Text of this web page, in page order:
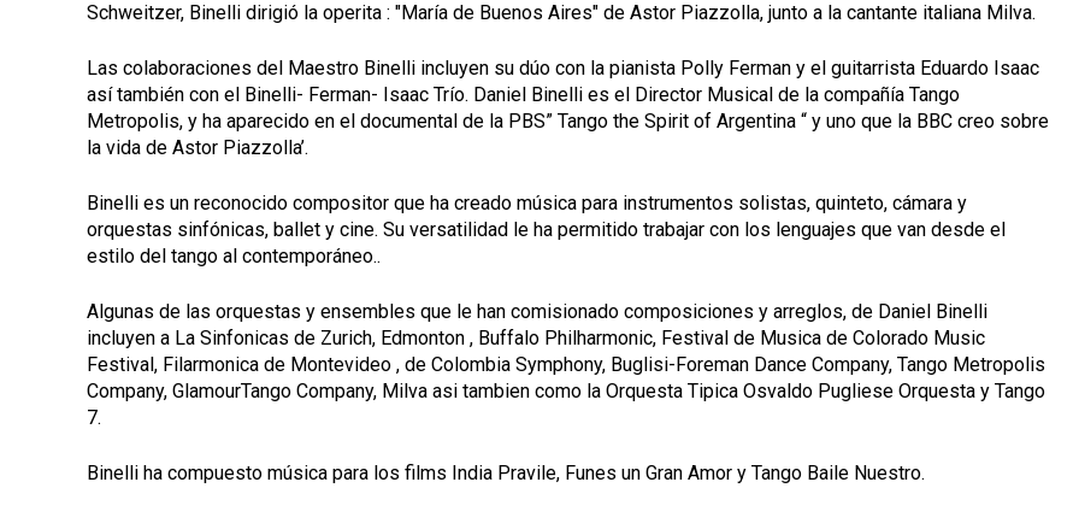
Schweitzer, Binelli dirigió la operita : "María de Buenos Aires" de Astor Piazzolla, junto a la cantante italiana Milva.
Las colaboraciones del Maestro Binelli incluyen su dúo con la pianista Polly Ferman y el guitarrista Eduardo Isaac
así también con el Binelli- Ferman- Isaac Trío. Daniel Binelli es el Director Musical de la compañía Tango
Metropolis, y ha aparecido en el documental de la PBS” Tango the Spirit of Argentina “ y uno que la BBC creo sobre
la vida de Astor Piazzolla’.
Binelli es un reconocido compositor que ha creado música para instrumentos solistas, quinteto, cámara y
orquestas sinfónicas, ballet y cine. Su versatilidad le ha permitido trabajar con los lenguajes que van desde el
estilo del tango al contemporáneo..
Algunas de las orquestas y ensembles que le han comisionado composiciones y arreglos, de Daniel Binelli
incluyen a La Sinfonicas de Zurich, Edmonton , Buffalo Philharmonic, Festival de Musica de Colorado Music
Festival, Filarmonica de Montevideo , de Colombia Symphony, Buglisi-Foreman Dance Company, Tango Metropolis
Company, GlamourTango Company, Milva asi tambien como la Orquesta Tipica Osvaldo Pugliese Orquesta y Tango
7.
Binelli ha compuesto música para los films India Pravile, Funes un Gran Amor y Tango Baile Nuestro.